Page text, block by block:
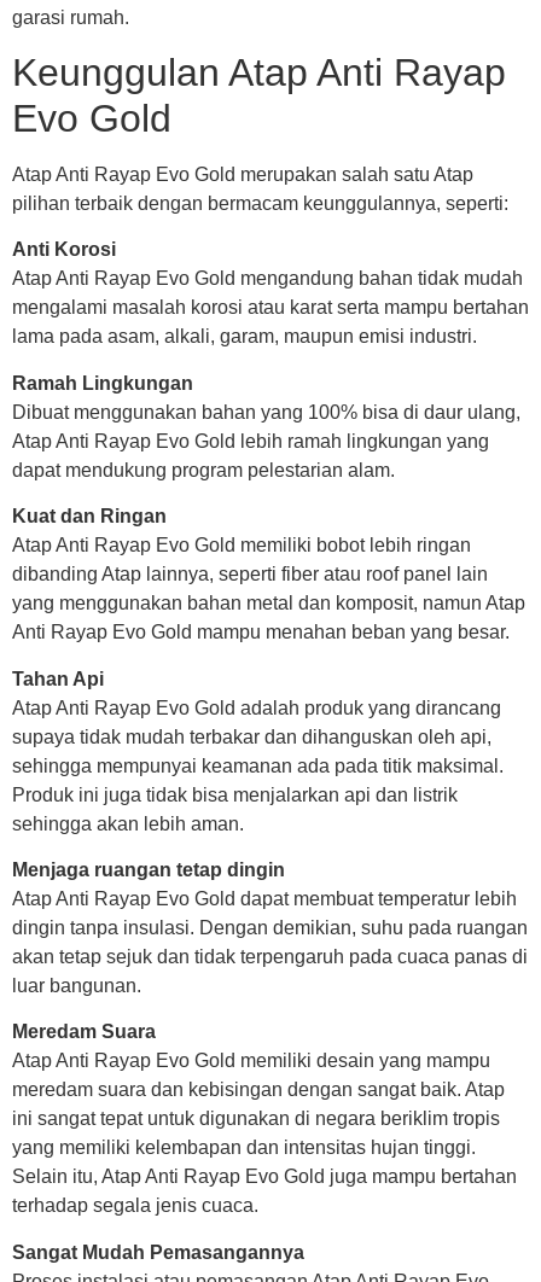
garasi rumah.
Keunggulan Atap Anti Rayap
Evo Gold
Atap Anti Rayap Evo Gold merupakan salah satu Atap
pilihan terbaik dengan bermacam keunggulannya, seperti:
Anti Korosi
Atap Anti Rayap Evo Gold mengandung bahan tidak mudah
mengalami masalah korosi atau karat serta mampu bertahan
lama pada asam, alkali, garam, maupun emisi industri.
Ramah Lingkungan
Dibuat menggunakan bahan yang 100% bisa di daur ulang,
Atap Anti Rayap Evo Gold lebih ramah lingkungan yang
dapat mendukung program pelestarian alam.
Kuat dan Ringan
Atap Anti Rayap Evo Gold memiliki bobot lebih ringan
dibanding Atap lainnya, seperti fiber atau roof panel lain
yang menggunakan bahan metal dan komposit, namun Atap
Anti Rayap Evo Gold mampu menahan beban yang besar.
Tahan Api
Atap Anti Rayap Evo Gold adalah produk yang dirancang
supaya tidak mudah terbakar dan dihanguskan oleh api,
sehingga mempunyai keamanan ada pada titik maksimal.
Produk ini juga tidak bisa menjalarkan api dan listrik
sehingga akan lebih aman.
Menjaga ruangan tetap dingin
Atap Anti Rayap Evo Gold dapat membuat temperatur lebih
dingin tanpa insulasi. Dengan demikian, suhu pada ruangan
akan tetap sejuk dan tidak terpengaruh pada cuaca panas di
luar bangunan.
Meredam Suara
Atap Anti Rayap Evo Gold memiliki desain yang mampu
meredam suara dan kebisingan dengan sangat baik. Atap
ini sangat tepat untuk digunakan di negara beriklim tropis
yang memiliki kelembapan dan intensitas hujan tinggi.
Selain itu, Atap Anti Rayap Evo Gold juga mampu bertahan
terhadap segala jenis cuaca.
Sangat Mudah Pemasangannya